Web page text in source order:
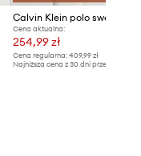
Cena aktualna:
254,99 zł
Cena regularna: 409,99 zł
Najniższa cena z 30 dni przed obniżką: